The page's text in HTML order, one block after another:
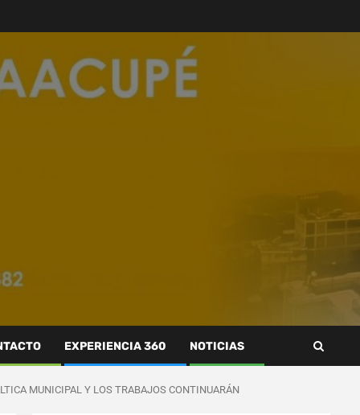
EXPERIENCIA 360 NOTICIAS
MUNICIPAL Y LOS TRABAJOS CONTINUARÁN